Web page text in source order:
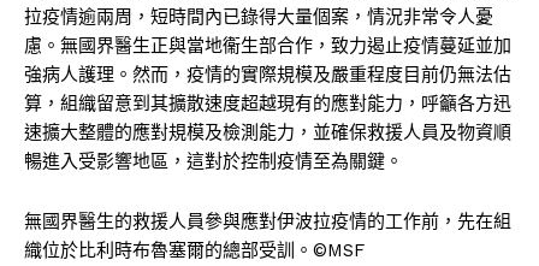
拉疫情逾兩周，短時間內已錄得大量個案，情況非常令人憂
慮。無國界醫生正與當地衞生部合作，致力遏止疫情蔓延並加
強病人護理。然而，疫情的實際規模及嚴重程度目前仍無法估
算，組織留意到其擴散速度超越現有的應對能力，呼籲各方迅
速擴大整體的應對規模及檢測能力，並確保救援人員及物資順
暢進入受影響地區，這對於控制疫情至為關鍵。
無國界醫生的救援人員參與應對伊波拉疫情的工作前，先在組
織位於比利時布魯塞爾的總部受訓。©MSF